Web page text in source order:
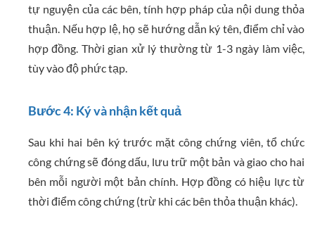
tự nguyện của các bên, tính hợp pháp của nội dung thỏa
thuận. Nếu hợp lệ, họ sẽ hướng dẫn ký tên, điểm chỉ vào
hợp đồng. Thời gian xử lý thường từ 1-3 ngày làm việc,
tùy vào độ phức tạp.
Bước 4: Ký và nhận kết quả
Sau khi hai bên ký trước mặt công chứng viên, tổ chức
công chứng sẽ đóng dấu, lưu trữ một bản và giao cho hai
bên mỗi người một bản chính. Hợp đồng có hiệu lực từ
thời điểm công chứng (trừ khi các bên thỏa thuận khác).